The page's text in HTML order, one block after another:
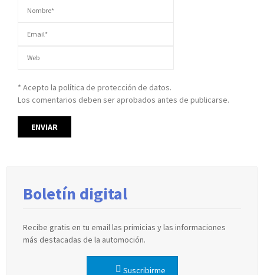
* Acepto la política de protección de datos.
Los comentarios deben ser aprobados antes de publicarse.
Boletín digital
Recibe gratis en tu email las primicias y las informaciones
más destacadas de la automoción.
Suscribirme